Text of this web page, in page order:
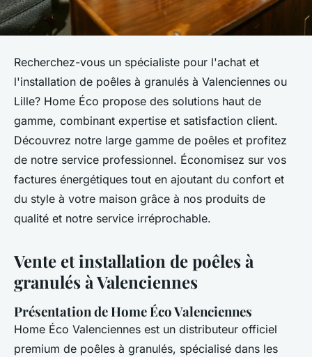
Recherchez-vous un spécialiste pour l'achat et
l'installation de poêles à granulés à Valenciennes ou
Lille? Home Éco propose des solutions haut de
gamme, combinant expertise et satisfaction client.
Découvrez notre large gamme de poêles et profitez
de notre service professionnel. Économisez sur vos
factures énergétiques tout en ajoutant du confort et
du style à votre maison grâce à nos produits de
qualité et notre service irréprochable.
Vente et installation de poêles à
granulés à Valenciennes
Présentation de Home Éco Valenciennes
Home Éco Valenciennes est un distributeur officiel
premium de poêles à granulés, spécialisé dans les